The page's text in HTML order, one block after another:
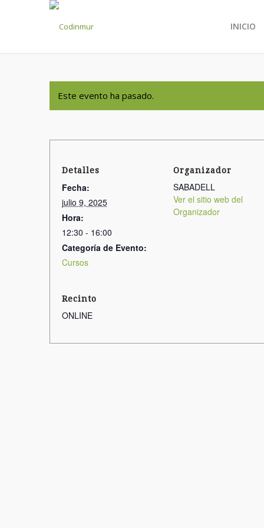
INICIO
Este evento ha pasado.
Detalles
Fecha:
julio 9, 2025
Hora:
12:30 - 16:00
Categoría de Evento:
Cursos
Organizador
SABADELL
Ver el sitio web del
Organizador
Recinto
ONLINE